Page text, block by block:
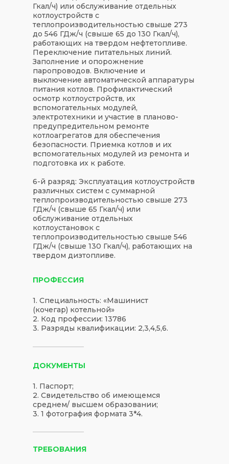
Гкал/ч) или обслуживание отдельных
котлоустройств с
теплопроизводительностью свыше 273
до 546 ГДж/ч (свыше 65 до 130 Гкал/ч),
работающих на твердом нефтетопливе.
Переключение питательных линий.
Заполнение и опорожнение
паропроводов. Включение и
выключение автоматической аппаратуры
питания котлов. Профилактический
осмотр котлоустройств, их
вспомогательных модулей,
электротехники и участие в планово-
предупредительном ремонте
котлоагрегатов для обеспечения
безопасности. Приемка котлов и их
вспомогательных модулей из ремонта и
подготовка их к работе.
6-й разряд: Эксплуатация котлоустройств
различных систем с суммарной
теплопроизводительностью свыше 273
ГДж/ч (свыше 65 Гкал/ч) или
обслуживание отдельных
котлоустановок с
теплопроизводительностью свыше 546
ГДж/ч (свыше 130 Гкал/ч), работающих на
твердом дизтопливе.
ПРОФЕССИЯ
ДОКУМЕНТЫ
ТРЕБОВАНИЯ
1. Специальность: «Машинист
(кочегар) котельной»
2. Код профессии: 13786
3. Разряды квалификации: 2,3,4,5,6.
1. Паспорт;
2. Свидетельство об имеющемся
среднем/ высшем образовании;
3. 1 фотография формата 3*4.